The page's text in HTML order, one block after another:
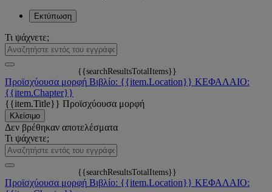
Εκτύπωση
Τι ψάχνετε;
{{searchResultsTotalItems}}
Προϊσχύουσα μορφή Βιβλίο: {{item.Location}} ΚΕΦΑΛΑΙΟ:
{{item.Chapter}}
{{item.Title}} Προϊσχύουσα μορφή
Κλείσιμο
Δεν βρέθηκαν αποτελέσματα
Τι ψάχνετε;
{{searchResultsTotalItems}}
Προϊσχύουσα μορφή Βιβλίο: {{item.Location}} ΚΕΦΑΛΑΙΟ: